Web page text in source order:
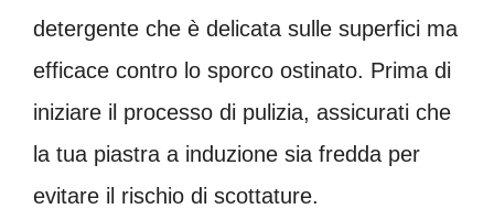
detergente che è delicata sulle superfici ma
efficace contro lo sporco ostinato. Prima di
iniziare il processo di pulizia, assicurati che
la tua piastra a induzione sia fredda per
evitare il rischio di scottature.